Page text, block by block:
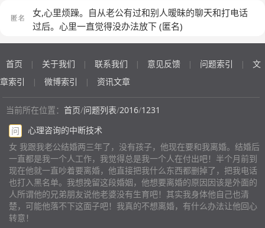
他就回家。而我婆婆相信他儿子的话，让我离婚，在家等
我老公3年。我不想，如果3年里他和那个女人领证结婚生
孩子了，我跟孩子怎么办？我怎么办？一无所有。现在我
婆婆跟公公也管不住我老公，任他自己想干嘛干嘛。所以
求助我到底该不该离婚，我这个人心软，而且没有主见。
能不能挽回这段婚姻？(匿名)
来两天还是心不在焉的，又想方设法的去了这个地方。我
越想越觉得不对，便查了他的通话记录，看到联系很频繁
的我就打过去问，还真被我问出问题来啦，我给他发短信
对我已经没有感情啦，并不是他出轨了，还说我不关心
他，没有履行夫妻生活。当时我在气头上就说要离就离，
后来看到女儿我又后悔啦，我也想挽留这个家庭，不想孩
爸爸，我没有丈夫一样。他在外面的女人跟我说，我老公
对她说的，他离婚了而且是因为我的背叛，可是我们并没
有离婚啊，这女的还说他在外面不止一个女人，还有其他
的。现在我带着孩子来到他经常去的地方找他，他知道了
就给我打了电话，说叫我不要拿孩子做借口啦，已经没有
办法再和我生存下去啦，他约我明天中午见面，协商我们
离婚的事情。我不知道怎么办？我很矛盾，他做的所有事
情可以让人无法原谅，可是心好痛，也不想这个家就这么
我说话，因为他晚上在医院照顾婆婆，所以我也没太和他
沟通，等半个月后，婆婆出院后，老公就总出差，因为以
人，我和他解释了，也道歉了，之后一段时间，不依不
饶，非要离婚，我就问他是不是有别人了，他却说之前就
在家里都知道了，婆婆家都站在我这边，我也不想离婚，
通，我和他说话，他也不太理我！我该怎么挽回他，怎么
做才能和好如初？？？(匿名)
做了太多不该做的事情，想要找个能帮助我们的心理医
生。具体的一言两语确实说不清楚，我所经历的很多是我
女,心里烦躁。自从老公有过和别人暧昧的聊天和打电话
过后。心里一直觉得没办法放下 (匿名)
首页 | 关于我们 | 联系我们 | 意见反馈 | 问题索引 |
文
章索引
| 微博索引 | 资讯文章
当前所在位置： 首页/问题列表/2016/1231
问
心理咨询的中断技术
女 我跟我老公结婚两三年了，没有孩子，他现在要和我离婚。结婚后
一直都是我一个人工作，我觉得总是我一个人在付出吧！半个月前到
现在他就一直吵着要离婚，他直接把我什么东西都删掉了，把我电话
也打入黑名单。我想挽留这段婚姻，他想要离婚的原因因该是外面的
人所谓他的兄弟朋友说他老婆没有生育吧！其实我身体他自己也清
楚，可能他落不下这面子吧！我真的不想离婚，有什么办法让他回心
转意！